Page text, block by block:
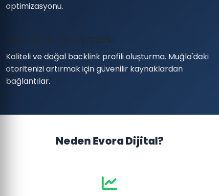
optimizasyonu.
Backlink Çalışması
Kaliteli ve doğal backlink profili oluşturma. Muğla'daki
otoritenizi artırmak için güvenilir kaynaklardan
bağlantılar.
Neden Evora Dijital?